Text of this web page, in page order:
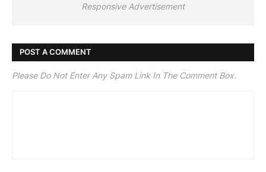
Responsive Advertisement
POST A COMMENT
Please Do Not Enter Any Spam Link In The Comment Box.